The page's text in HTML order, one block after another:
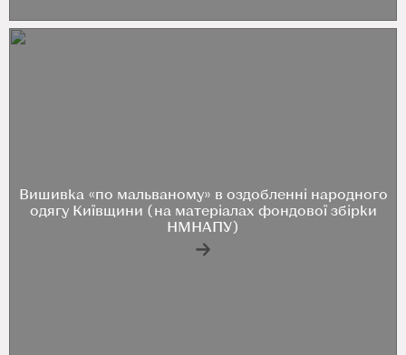
Вишивка «по мальваному» в оздобленні народного
одягу Київщини (на матеріалах фондової збірки
НМНАПУ)